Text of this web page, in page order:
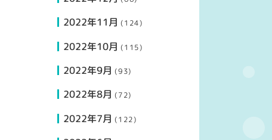
2022年11月 (124)
2022年10月 (115)
2022年9月 (93)
2022年8月 (72)
2022年7月 (122)